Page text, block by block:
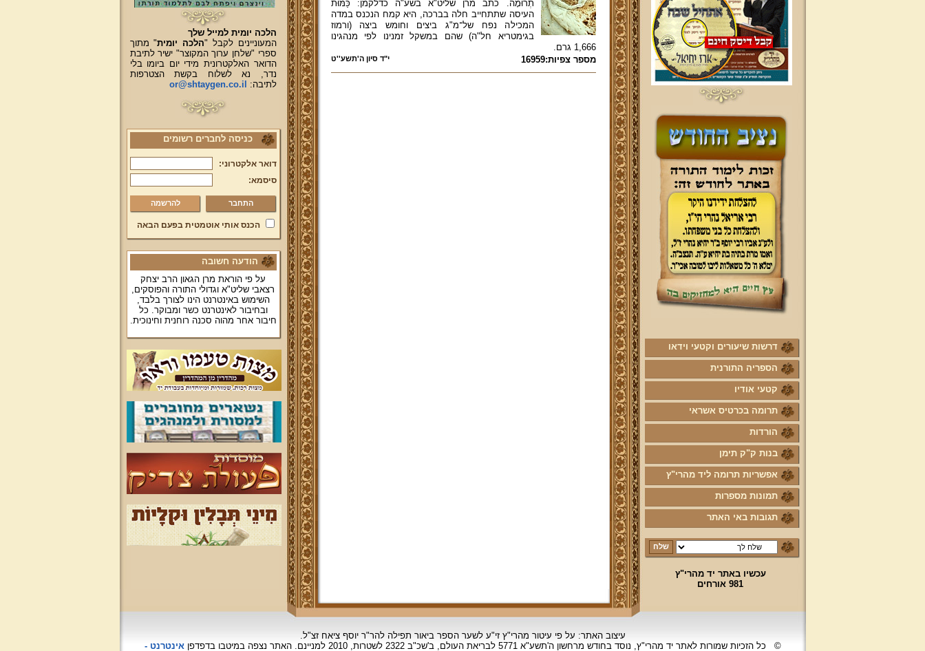
דרשות שיעורים וקטעי וידאו
הספריה התורנית
קטעי אודיו
תרומה בכרטיס אשראי
הורדות
בנות ק"ק תימן
אפשריות תרומה ליד מהרי"ץ
תמונות מספרות
תגובות באי האתר
עכשיו באתר יד מהרי"ץ
981 אורחים
תְרוּמָה. כתב מרן שליט"א בשע"ה כדלקמן: כַּמּוּת
העיסה שתתחייב חלה בברכה, היא קמח הנכנס במדה
המכילה נפח של־מ"ג ביצים וחומש ביצה (ורמוז
בגימטריא חל"ה) שהם במשקל זמנינו לפי מנהגינו
1,666 גרם.
מספר צפיות:16959
י"ד סיון ה'תשע''ט
הלכה יומית למייל שלך
המעוניינים לקבל "הלכה יומית" מתוך
ספרי "שלחן ערוך המקוצר" ישיר לתיבת
הדואר האלקטרונית מידי יום ביומו בלי
נדר, נא לשלוח בקשת הצטרפות
לתיבה:
or@shtaygen.co.il
כניסה לחברים רשומים
דואר אלקטרוני:
סיסמא:
להרשמה
הכנס אותי אוטמטית בפעם הבאה
הודעה חשובה
על פי הוראת מרן הגאון הרב יצחק
רצאבי שליט"א וגדולי התורה והפוסקים,
השימוש באינטרנט הינו לצורך בלבד,
ובחיבור לאינטרנט כשר ומבוקר. כל
חיבור אחר מהוה סכנה רוחנית וחינוכית.
עיצוב האתר: על פי עיטור מהרי"ץ זי"ע לשער הספר ביאור תפילה להר"ר יוסף ציאח זצ"ל.
©
כל הזכיות שמורות לאתר יד מהרי"ץ, נוסד בחודש מרחשוןה'תשע"א 5771 לבריאת העולם, ב'שכ"ב 2322 לשטרות, 2010 למניינם. האתר נצפהבמיטבו בדפדפןאינטרנט -